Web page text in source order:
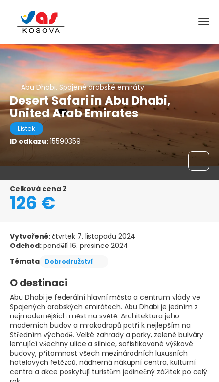
Abu Dhabi, Spojené arabské emiráty
Desert Safari in Abu Dhabi,
United Arab Emirates
Lístek
ID odkazu:15590359
Celková cena Z
126 €
Vytvořené:čtvrtek 7. listopadu 2024
Odchod:pondělí 16. prosince 2024
Témata
Dobrodružství
O destinaci
Abu Dhabi je federální hlavní město a centrum vlády ve
Spojených arabských emirátech. Abu Dhabi je jedním z
nejmodernějších měst na světě. Architektura jeho
moderních budov a mrakodrapů patří k nejlepším na
Středním východě. Velké zahrady a parky, zelené bulváry
lemující všechny ulice a silnice, sofistikované výškové
budovy, přítomnost všech mezinárodních luxusních
hotelových řetězců, nádherná nákupní centra, kulturní
centra a akce poskytují turistům jedinečný zážitek po celý